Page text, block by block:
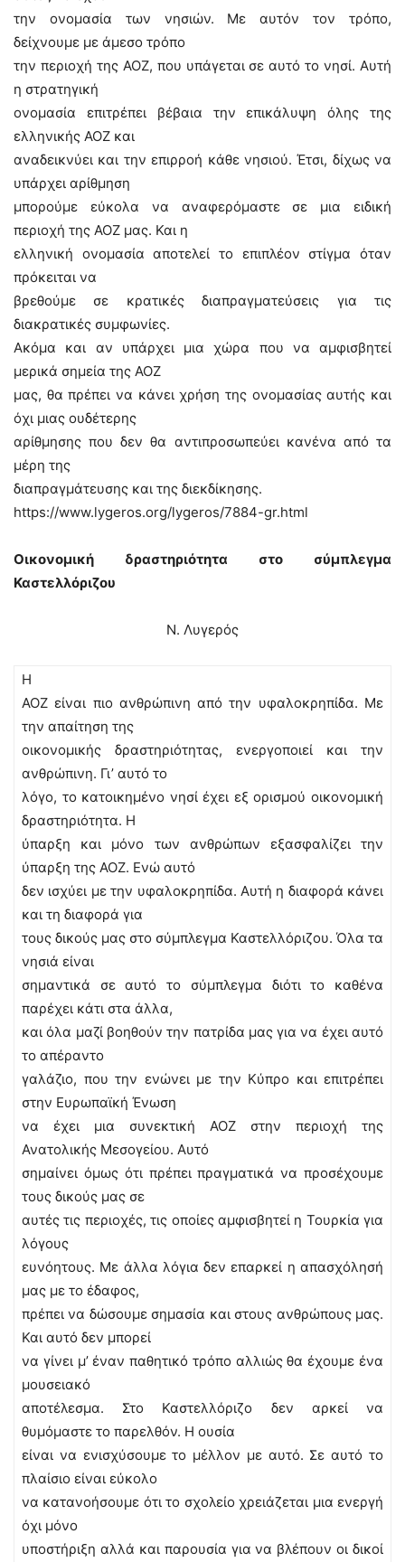
την ονομασία των νησιών. Με αυτόν τον τρόπο,
δείχνουμε με άμεσο τρόπο
την περιοχή της ΑΟΖ, που υπάγεται σε αυτό το νησί. Αυτή
η στρατηγική
ονομασία επιτρέπει βέβαια την επικάλυψη όλης της
ελληνικής ΑΟΖ και
αναδεικνύει και την επιρροή κάθε νησιού. Έτσι, δίχως να
υπάρχει αρίθμηση
μπορούμε εύκολα να αναφερόμαστε σε μια ειδική
περιοχή της ΑΟΖ μας. Και η
ελληνική ονομασία αποτελεί το επιπλέον στίγμα όταν
πρόκειται να
βρεθούμε σε κρατικές διαπραγματεύσεις για τις
διακρατικές συμφωνίες.
Ακόμα και αν υπάρχει μια χώρα που να αμφισβητεί
μερικά σημεία της ΑΟΖ
μας, θα πρέπει να κάνει χρήση της ονομασίας αυτής και
όχι μιας ουδέτερης
αρίθμησης που δεν θα αντιπροσωπεύει κανένα από τα
μέρη της
διαπραγμάτευσης και της διεκδίκησης.
https://www.lygeros.org/lygeros/7884-gr.html
Οικονομική δραστηριότητα στο σύμπλεγμα
Καστελλόριζου
Ν. Λυγερός
Η
ΑΟΖ είναι πιο ανθρώπινη από την υφαλοκρηπίδα. Με
την απαίτηση της
οικονομικής δραστηριότητας, ενεργοποιεί και την
ανθρώπινη. Γι’ αυτό το
λόγο, το κατοικημένο νησί έχει εξ ορισμού οικονομική
δραστηριότητα. Η
ύπαρξη και μόνο των ανθρώπων εξασφαλίζει την
ύπαρξη της ΑΟΖ. Ενώ αυτό
δεν ισχύει με την υφαλοκρηπίδα. Αυτή η διαφορά κάνει
και τη διαφορά για
τους δικούς μας στο σύμπλεγμα Καστελλόριζου. Όλα τα
νησιά είναι
σημαντικά σε αυτό το σύμπλεγμα διότι το καθένα
παρέχει κάτι στα άλλα,
και όλα μαζί βοηθούν την πατρίδα μας για να έχει αυτό
το απέραντο
γαλάζιο, που την ενώνει με την Κύπρο και επιτρέπει
στην Ευρωπαϊκή Ένωση
να έχει μια συνεκτική ΑΟΖ στην περιοχή της
Ανατολικής Μεσογείου. Αυτό
σημαίνει όμως ότι πρέπει πραγματικά να προσέχουμε
τους δικούς μας σε
αυτές τις περιοχές, τις οποίες αμφισβητεί η Τουρκία για
λόγους
ευνόητους. Με άλλα λόγια δεν επαρκεί η απασχόλησή
μας με το έδαφος,
πρέπει να δώσουμε σημασία και στους ανθρώπους μας.
Και αυτό δεν μπορεί
να γίνει μ’ έναν παθητικό τρόπο αλλιώς θα έχουμε ένα
μουσειακό
αποτέλεσμα. Στο Καστελλόριζο δεν αρκεί να
θυμόμαστε το παρελθόν. Η ουσία
είναι να ενισχύσουμε το μέλλον με αυτό. Σε αυτό το
πλαίσιο είναι εύκολο
να κατανοήσουμε ότι το σχολείο χρειάζεται μια ενεργή
όχι μόνο
υποστήριξη αλλά και παρουσία για να βλέπουν οι δικοί